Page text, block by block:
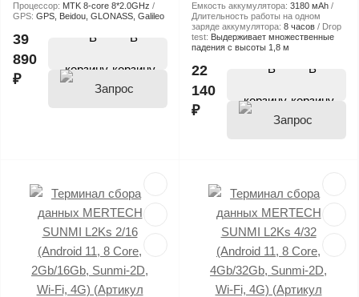
Процессор: MTK 8-core 8*2.0GHz
GPS: GPS, Beidou, GLONASS, Galileo
39
890
₽
В
корзину
Емкость аккумулятора: 3180 мАh
Длительность работы на одном
заряде аккумулятора: 8 часов
Drop
test: Выдерживает множественные
падения с высоты 1,8 м
22
140
₽
В
корзину
цены